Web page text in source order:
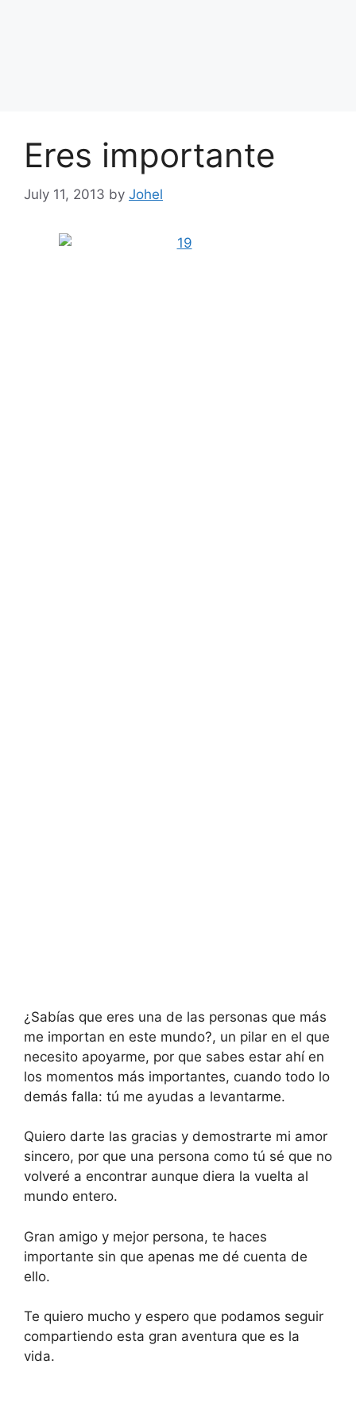
Eres importante
July 11, 2013 by Johel
¿Sabías que eres una de las personas que más
me importan en este mundo?, un pilar en el que
necesito apoyarme, por que sabes estar ahí en
los momentos más importantes, cuando todo lo
demás falla: tú me ayudas a levantarme.
Quiero darte las gracias y demostrarte mi amor
sincero, por que una persona como tú sé que no
volveré a encontrar aunque diera la vuelta al
mundo entero.
Gran amigo y mejor persona, te haces
importante sin que apenas me dé cuenta de
ello.
Te quiero mucho y espero que podamos seguir
compartiendo esta gran aventura que es la
vida.